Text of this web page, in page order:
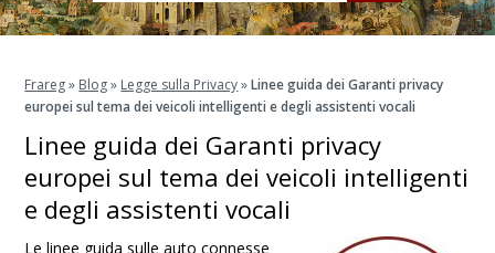
Frareg» Blog» Legge sulla Privacy»Linee guida dei Garanti privacy
europei sul tema dei veicoli intelligenti e degli assistenti vocali
Linee guida dei Garanti privacy
europei sul tema dei veicoli intelligenti
e degli assistenti vocali
Le linee guida sulle auto connesse